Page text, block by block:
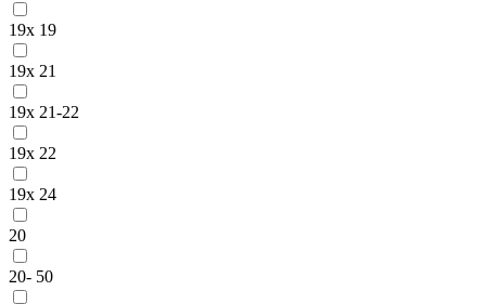
19x 19
19x 21
19x 21-22
19x 22
19x 24
20
20- 50